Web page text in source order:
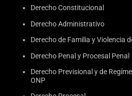
Derecho Constitucional
Derecho Administrativo
Derecho de Familia y Violencia
Derecho Penal y Procesal Penal
Derecho Previsional y de
ONP